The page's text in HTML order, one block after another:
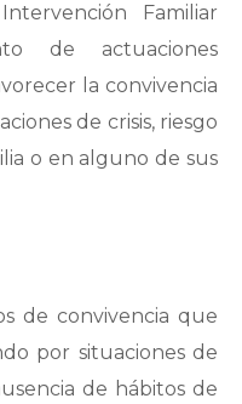
Familiar
de actuaciones
la convivencia
de crisis, riesgo
o en alguno de sus
de convivencia que
por situaciones de
de hábitos de